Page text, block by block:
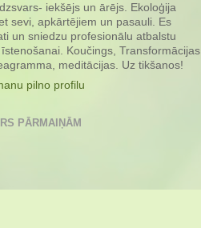
iekšējs un ārējs. Ekoloģija
sevi, apkārtējiem un pasauli. Es
un sniedzu profesionālu atbalstu
Koučings, Transformācijas
meditācijas. Uz tikšanos!
pilno profilu
PĀRMAIŅĀM